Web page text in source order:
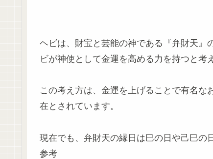
ヘビは、財宝と芸能の神である『弁財天』
ビが神使として金運を高める力を持つと考
この考え方は、金運を上げることで有名
在とされています。
現在でも、弁財天の縁日は巳の日や己巳の
参考